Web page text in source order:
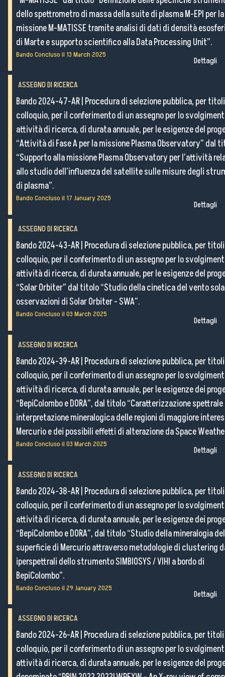
dello spettrometro di massa della suite di plasma M-EPI per la
missione M-MATISSE tramite analisi di dati di densità
di Marte e supporto scientifico alla Data Processing Unit”.
Bando Concluso il 13 March 2025
Dettagli
ASSEGNO DI RICERCA
Bando 2024-47-AR Procedura di selezione pubblica, per
colloquio, per il conferimento di un assegno per lo
attività di ricerca, di durata annuale, per le esigenze del
“Attività di Fase A per la missione Plasma Observatory” dal
“Supporto alla missione Plasma Observatory per l’attività
allo studio dell’influenza del satellite sulle misure degli
di plasma”.
Bando Concluso il 17 January 2025
Dettagli
ASSEGNO DI RICERCA
Bando 2024-43-AR Procedura di selezione pubblica, per
colloquio, per il conferimento di un assegno per lo
attività di ricerca, di durata annuale, per le esigenze del
“Solar Orbiter” dal titolo “Studio della cinetica del vento
osservazioni di Solar Orbiter - SWA”.
Bando Concluso il 03 March 2025
Dettagli
ASSEGNO DI RICERCA
Bando 2024-39-AR Procedura di selezione pubblica, per
colloquio, per il conferimento di un assegno per lo
attività di ricerca, di durata annuale, per le esigenze dei
“BepiColombo e DORA”, dal titolo “Caratterizzazione
interpretazione mineralogica delle regioni di maggiore
Mercurio e dei possibili effetti di alterazione da Space
Bando Concluso il 03 March 2025
Dettagli
ASSEGNO DI RICERCA
Bando 2024-38-AR Procedura di selezione pubblica, per
colloquio, per il conferimento di un assegno per lo
attività di ricerca, di durata annuale, per le esigenze dei
“BepiColombo e DORA”, dal titolo “Studio della mineralogia
superficie di Mercurio attraverso metodologie di clustering
iperspettrali dello strumento SIMBIOSYS / VIHI a bordo di
BepiColombo”.
Bando Concluso il 29 January 2025
Dettagli
ASSEGNO DI RICERCA
Bando 2024-26-AR Procedura di selezione pubblica, per
colloquio, per il conferimento di un assegno per lo
attività di ricerca, di durata annuale, per le esigenze del